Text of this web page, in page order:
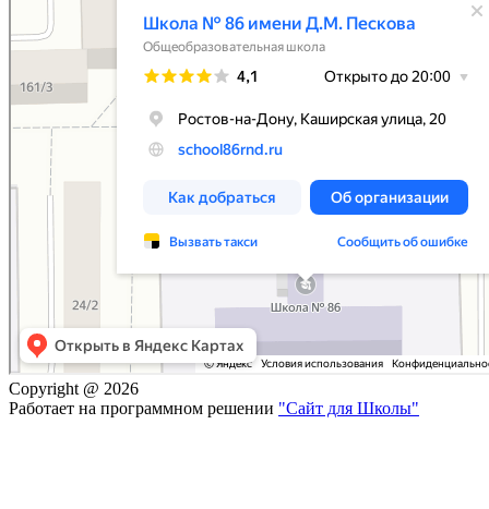
Copyright @ 2026
Работает на программном решении "Сайт для Школы"